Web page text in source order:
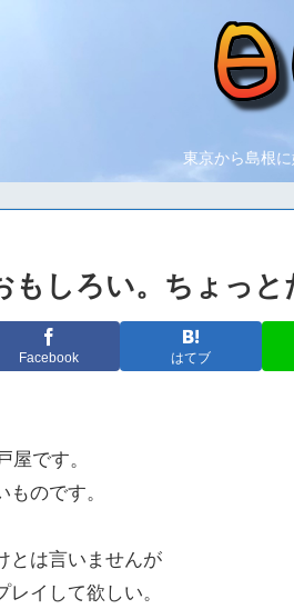
東京から島根
しろい。ちょっと
Facebook はてブ
屋です。
のです。
とは言いませんが
イして欲しい。